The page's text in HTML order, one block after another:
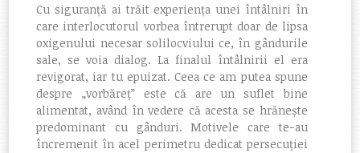
Cu siguranță ai trăit experiența unei întâlniri în
care interlocutorul vorbea întrerupt doar de lipsa
oxigenului necesar solilocviului ce, în gândurile
sale, se voia dialog. La finalul întâlnirii el era
revigorat, iar tu epuizat. Ceea ce am putea spune
despre „vorbăreț” este că are un suflet bine
alimentat, având în vedere că acesta se hrănește
predominant cu gânduri. Motivele care te-au
încremenit în acel perimetru dedicat persecuției